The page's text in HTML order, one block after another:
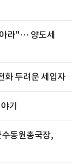
라"… 양도세
두려운 세입자
기
동원총국장,